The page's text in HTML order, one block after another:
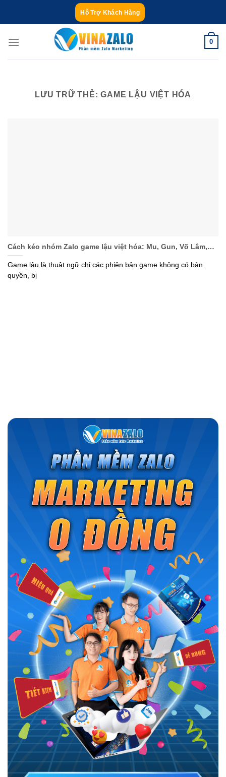
dung
Hỗ Trợ Khách Hàng
0
LƯU TRỮ THẺ:GAME LẬU VIỆT HÓA
Cách kéo nhóm Zalo game lậu việt hóa: Mu, Gun, Võ Lâm,…
Game lậu là thuật ngữ chỉ các phiên bản game không có bản
quyền, bị